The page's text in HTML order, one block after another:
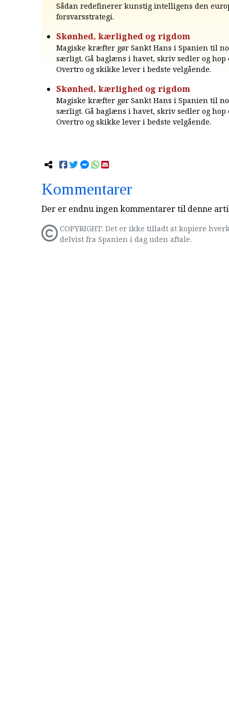
Sådan redefinerer kunstig intelligens den
forsvarsstrategi.
Skønhed, kærlighed og rigdom
Magiske kræfter gør Sankt Hans i Spanien til
særligt. Gå baglæns i havet, skriv sedler og hop
Overtro og skikke lever i bedste velgående.
Skønhed, kærlighed og rigdom
Magiske kræfter gør Sankt Hans i Spanien til
særligt. Gå baglæns i havet, skriv sedler og hop
Overtro og skikke lever i bedste velgående.
Kommentarer
Der er endnu ingen kommentarer til denne
COPYRIGHT: Det er ikke tilladt at kopiere
delvist fra Spanien i dag uden aftale.